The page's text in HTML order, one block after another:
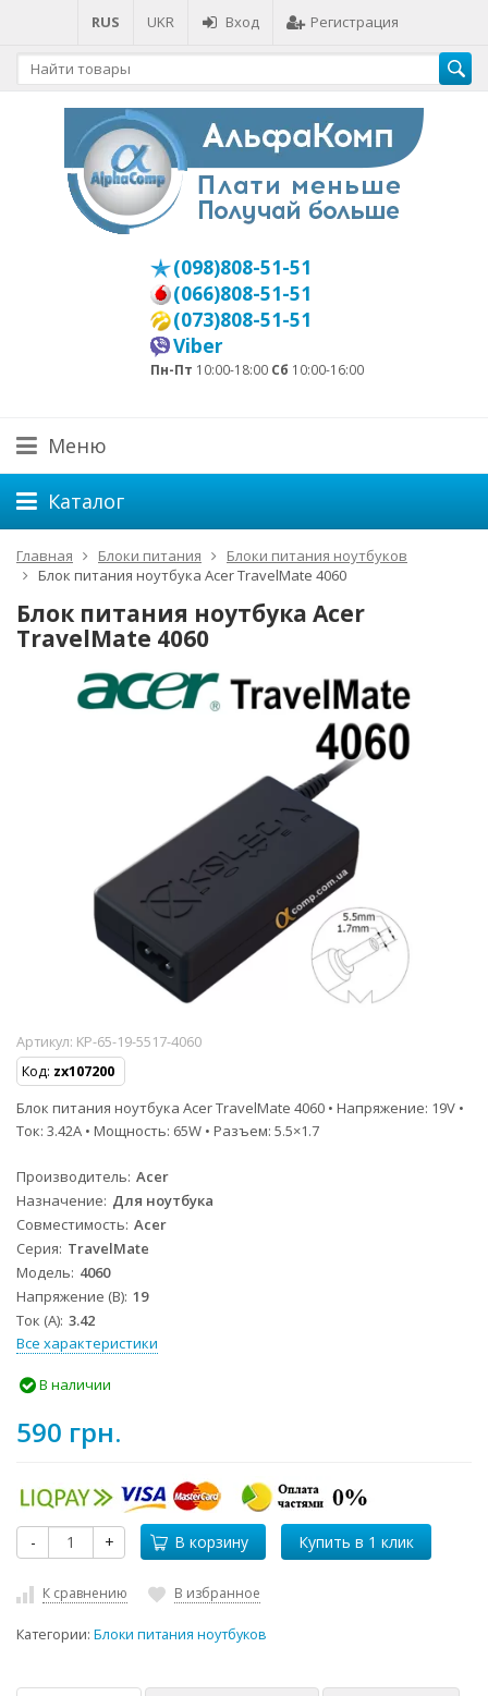
RUS UKR Вход Регистрация
(098)808-51-51
(066)808-51-51
(073)808-51-51
Viber
Пн-Пт 10:00-18:00 Сб 10:00-16:00
Меню
Каталог
Главная Блоки питания
Блоки питания ноутбуков
Блок питания ноутбука Acer TravelMate 4060
Блок питания ноутбука Acer
TravelMate 4060
Артикул: KP-65-19-5517-4060
Код: zx107200
Блок питания ноутбука Acer TravelMate 4060 • Напряжение: 19V •
Ток: 3.42A • Мощность: 65W • Разъем: 5.5×1.7
Производитель Acer
Назначение Для ноутбука
Совместимость Acer
Серия TravelMate
Модель 4060
Напряжение (В) 19
Ток (А) 3.42
Все характеристики
В наличии
590 грн.
- + В корзину
К сравнению В избранное
Категории: Блоки питания ноутбуков